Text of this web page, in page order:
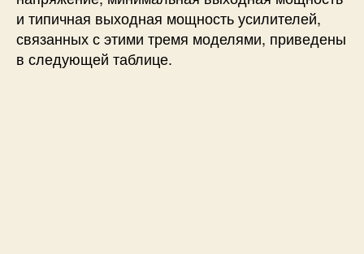
и типичная выходная мощность усилителей,
связанных с этими тремя моделями, приведены
в следующей таблице.